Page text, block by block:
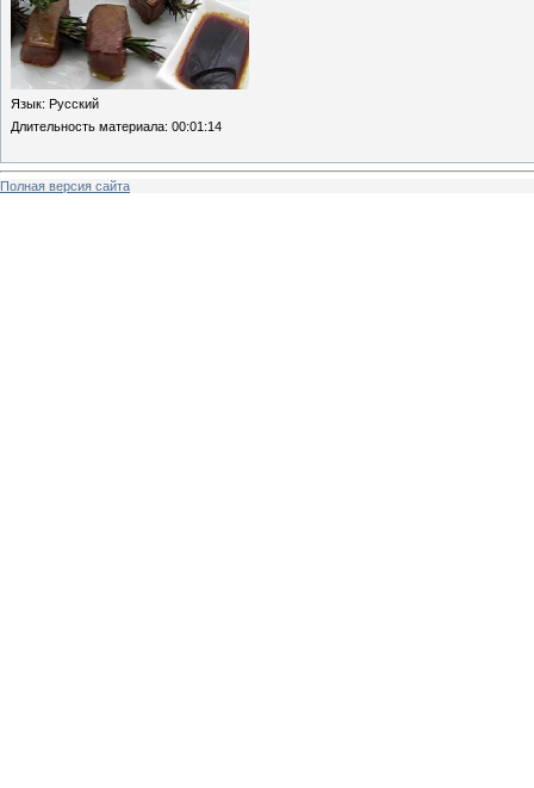
Язык: Русский
Длительность материала: 00:01:14
Полная версия сайта